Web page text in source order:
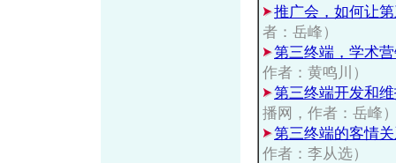
推广会，如何让
者：岳峰）
第三终端，学术
作者：黄鸣川）
第三终端开发和
播网，作者：岳峰
第三终端的客情
作者：李从选）